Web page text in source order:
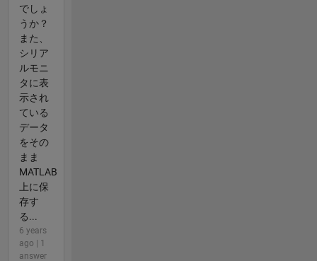
でしょ
うか？
また、
シリア
ルモニ
タに表
示され
ている
データ
をその
まま
MATLAB
上に保
存す
る...
6 years
ago | 1
answer